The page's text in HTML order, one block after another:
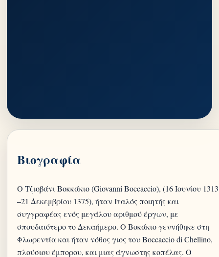
Βιογραφία
Ο Τζιοβάνι Βοκκάκιο (Giovanni Boccaccio), (16 Ιουνίου 1313
–21 Δεκεμβρίου 1375), ήταν Ιταλός ποιητής και
συγγραφέας ενός μεγάλου αριθμού έργων, με
σπουδαιότερο το Δεκαήμερο. Ο Βοκάκιο γεννήθηκε στη
Φλωρεντία και ήταν νόθος γιος του Boccaccio di Chellino,
πλούσιου έμπορου, και μιας άγνωστης κοπέλας. Ο